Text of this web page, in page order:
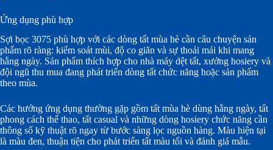
Ứng dụng phù hợp
Sợi bọc 3075 phù hợp với các dòng tất mùa hè cần câu chuyện sản
phẩm rõ ràng: kiểm soát mùi, độ co giãn và sự thoải mái khi mang
hằng ngày. Sản phẩm thích hợp cho nhà máy dệt tất, xưởng hosiery và
đội ngũ thu mua đang phát triển dòng tất chức năng hoặc sản phẩm
theo mùa.
Các hướng ứng dụng thường gặp gồm tất mùa hè dùng hằng ngày, tất
phong cách thể thao, tất casual và những dòng hosiery chức năng cần
thông số kỹ thuật rõ ngay từ bước sàng lọc nguồn hàng. Màu hiện tại
là màu đen, thuận tiện cho phát triển tất màu tối và đánh giá mẫu.